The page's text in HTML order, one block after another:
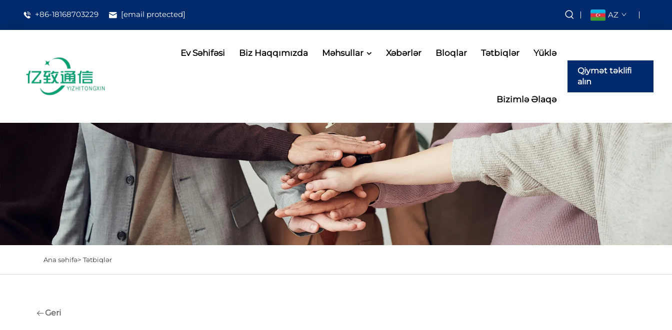
+86-18168703229 [email protected] AZ
Ev Səhifəsi Biz Haqqımızda Məhsullar Xəbərlər Bloqlar Tətbiqlər Yüklə
Bizimlə Əlaqə
Qiymət təklifi
alın
Ana səhifə> Tətbiqlər
Geri